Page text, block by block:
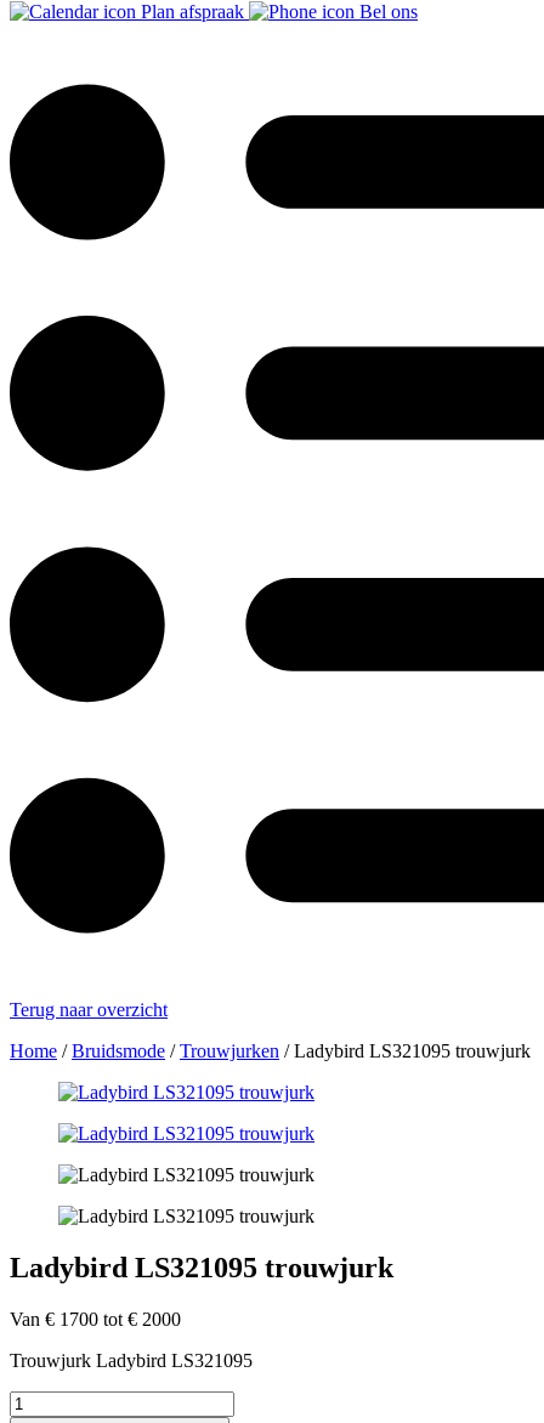
Plan afspraak Bel ons
Terug naar overzicht
Home /Bruidsmode /Trouwjurken /Ladybird LS321095 trouwjurk
Ladybird LS321095 trouwjurk
Van € 1700 tot € 2000
Trouwjurk Ladybird LS321095
Ladybird